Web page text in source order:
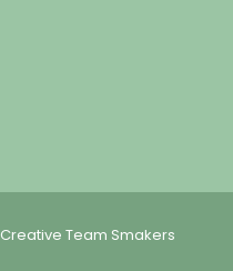
Creative Team Smakers